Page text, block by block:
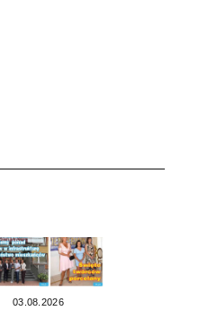
03.08.2026